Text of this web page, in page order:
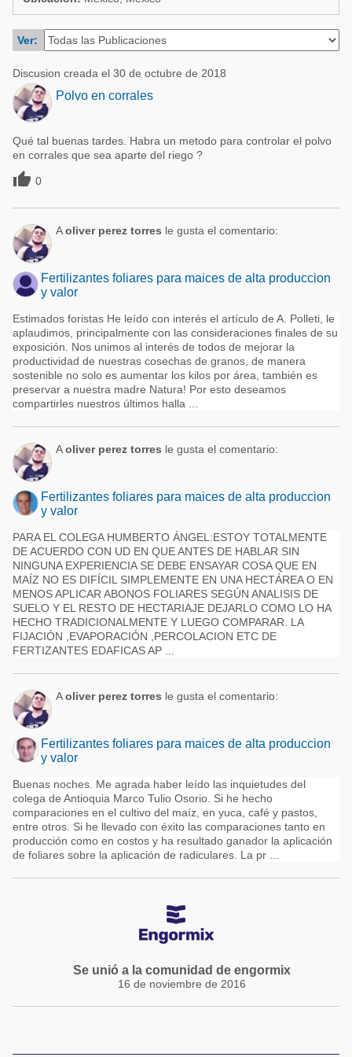
Acuacultura
Micotoxinas
Porcicultura
Lechería
Balanceados - Piensos
Comunidades en portugués
Micotoxinas
Avicultura
Porcicultura
Ganadería
Ver:
Discusion creada el 30 de octubre de 2018
Polvo en corrales
Qué tal buenas tardes. Habra un metodo para controlar el polvo
en corrales que sea aparte del riego ?
 0
Aoliver perez torres le gusta el comentario:
Fertilizantes foliares para maices de alta produccion
y valor
Estimados foristas He leído con interés el artículo de A. Polleti, le
aplaudimos, principalmente con las consideraciones finales de su
exposición. Nos unimos al interés de todos de mejorar la
productividad de nuestras cosechas de granos, de manera
sostenible no solo es aumentar los kilos por área, también es
preservar a nuestra madre Natura! Por esto deseamos
compartirles nuestros últimos halla ...
Aoliver perez torres le gusta el comentario:
Fertilizantes foliares para maices de alta produccion
y valor
PARA EL COLEGA HUMBERTO ÁNGEL:ESTOY TOTALMENTE
DE ACUERDO CON UD EN QUE ANTES DE HABLAR SIN
NINGUNA EXPERIENCIA SE DEBE ENSAYAR COSA QUE EN
MAÍZ NO ES DIFÍCIL SIMPLEMENTE EN UNA HECTÁREA O EN
MENOS APLICAR ABONOS FOLIARES SEGÚN ANALISIS DE
SUELO Y EL RESTO DE HECTARIAJE DEJARLO COMO LO HA
HECHO TRADICIONALMENTE Y LUEGO COMPARAR. LA
FIJACIÓN ,EVAPORACIÓN ,PERCOLACION ETC DE
FERTIZANTES EDAFICAS AP ...
Aoliver perez torres le gusta el comentario:
Fertilizantes foliares para maices de alta produccion
y valor
Buenas noches. Me agrada haber leído las inquietudes del
colega de Antioquia Marco Tulio Osorio. Si he hecho
comparaciones en el cultivo del maíz, en yuca, café y pastos,
entre otros. Si he llevado con éxito las comparaciones tanto en
producción como en costos y ha resultado ganador la aplicación
de foliares sobre la aplicación de radiculares. La pr ...
Se unió a la comunidad de engormix
16 de noviembre de 2016